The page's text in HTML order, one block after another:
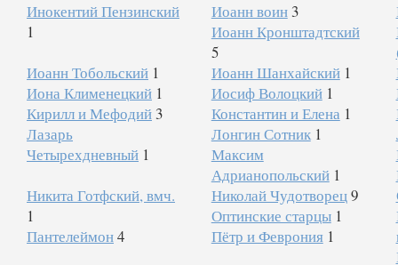
Инокентий Пензинский
1
Иоанн воин 3
Иоанн Кронштадтский
5
Иоанн Тобольский 1 Иоанн Шанхайский 1
Иона Клименецкий 1 Иосиф Волоцкий 1
Кирилл и Мефодий 3 Константин и Елена 1
Лазарь
Четырехдневный 1
Лонгин Сотник 1
Максим
Адрианопольский 1
Никита Готфский, вмч.
1
Николай Чудотворец9
Оптинские старцы 1
Пантелеймон4 Пётр и Феврония 1